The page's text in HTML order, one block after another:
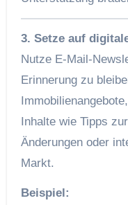
3. Setze auf
Nutze E-Mail-
Erinnerung zu
Inhalte wie Tipps
Änderungen oder
Markt.
Beispiel: